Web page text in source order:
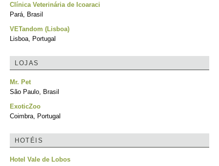
Clínica Veterinária de Icoaraci
Pará, Brasil
VETandom (Lisboa)
Lisboa, Portugal
LOJAS
Mr. Pet
São Paulo, Brasil
ExoticZoo
Coimbra, Portugal
HOTÉIS
Hotel Vale de Lobos